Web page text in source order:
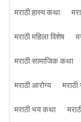
मराठी हास्य कथा
मराठी महिला विशेष
मराठी सामाजिक कथा
मराठी आरोग्य
मराठी भय कथा